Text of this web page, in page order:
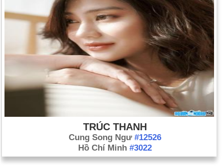
TRÚC THANH
Cung Song Ngư #12526
Hồ Chí Minh #3022